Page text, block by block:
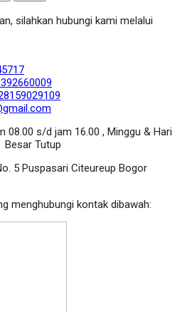
silahkan hubungi kami melalui
08.00 s/d jam 16.00 , Minggu & Hari
Besar Tutup
5 Puspasari Citeureup Bogor
menghubungi kontak dibawah: